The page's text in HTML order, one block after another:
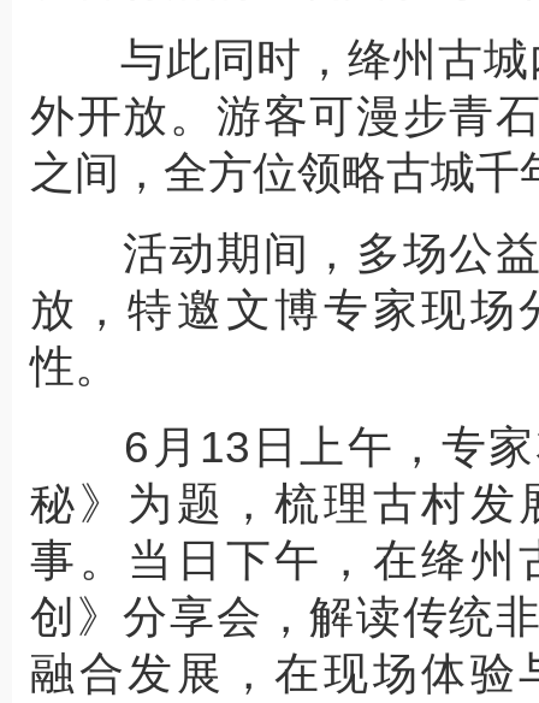
与此同时，绛州古城
外开放。游客可漫步青
之间，全方位领略古城
活动期间，多场公益
放，特邀文博专家现
性。
6月13日上午，专家
秘》为题，梳理古村发
事。当日下午，在绛州
创》分享会，解读传统
融合发展，在现场体验